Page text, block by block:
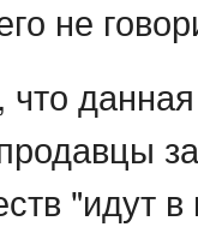
не
"идут в